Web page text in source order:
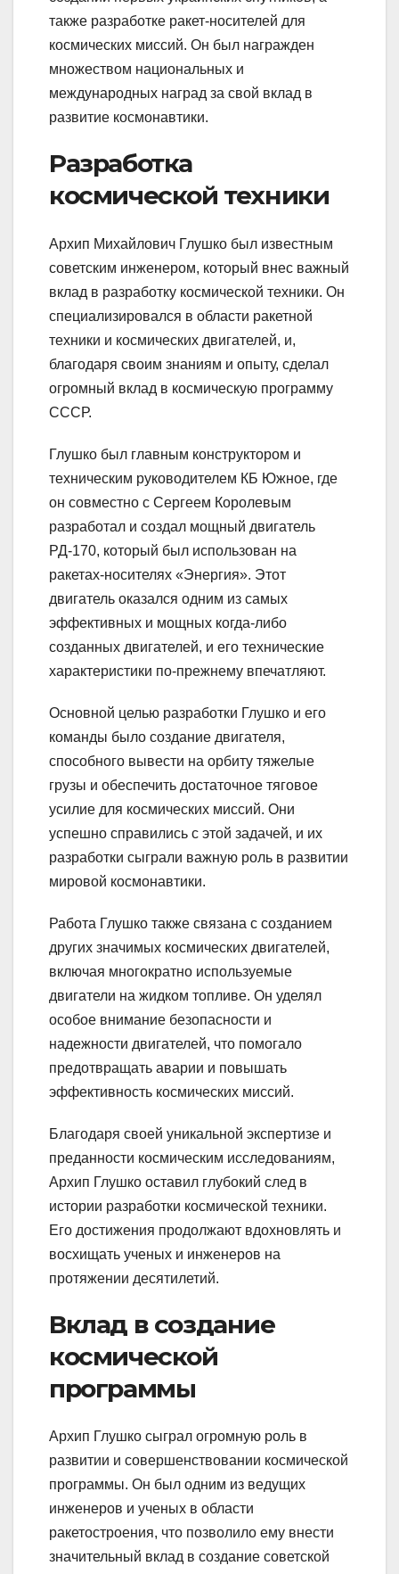
также разработке ракет-носителей для
космических миссий. Он был награжден
множеством национальных и
международных наград за свой вклад в
развитие космонавтики.
Разработка
космической техники
Архип Михайлович Глушко был известным
советским инженером, который внес важный
вклад в разработку космической техники. Он
специализировался в области ракетной
техники и космических двигателей, и,
благодаря своим знаниям и опыту, сделал
огромный вклад в космическую программу
СССР.
Глушко был главным конструктором и
техническим руководителем КБ Южное, где
он совместно с Сергеем Королевым
разработал и создал мощный двигатель
РД-170, который был использован на
ракетах-носителях «Энергия». Этот
двигатель оказался одним из самых
эффективных и мощных когда-либо
созданных двигателей, и его технические
характеристики по-прежнему впечатляют.
Основной целью разработки Глушко и его
команды было создание двигателя,
способного вывести на орбиту тяжелые
грузы и обеспечить достаточное тяговое
усилие для космических миссий. Они
успешно справились с этой задачей, и их
разработки сыграли важную роль в развитии
мировой космонавтики.
Работа Глушко также связана с созданием
других значимых космических двигателей,
включая многократно используемые
двигатели на жидком топливе. Он уделял
особое внимание безопасности и
надежности двигателей, что помогало
предотвращать аварии и повышать
эффективность космических миссий.
Благодаря своей уникальной экспертизе и
преданности космическим исследованиям,
Архип Глушко оставил глубокий след в
истории разработки космической техники.
Его достижения продолжают вдохновлять и
восхищать ученых и инженеров на
протяжении десятилетий.
Вклад в создание
космической
программы
Архип Глушко сыграл огромную роль в
развитии и совершенствовании космической
программы. Он был одним из ведущих
инженеров и ученых в области
ракетостроения, что позволило ему внести
значительный вклад в создание советской